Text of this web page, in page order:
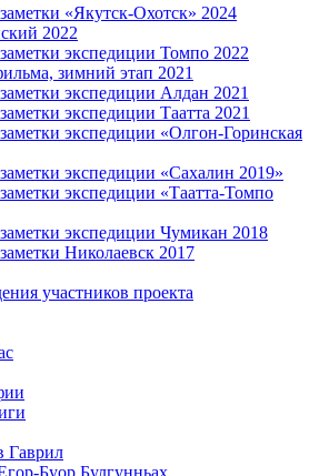
«Якутск-Охотск» 2024
2022
экспедиции Томпо 2022
зимний этап 2021
экспедиции Алдан 2021
экспедиции Таатта 2021
экспедиции «Олгон-Горинская
экспедиции «Сахалин 2019»
экспедиции «Таатта-Томпо
экспедиции Чумикан 2018
Николаевск 2017
участников проекта
Гаврил
Буор Булгунньах